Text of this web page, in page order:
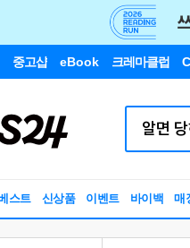
중고샵 eBook 크레마클럽
스트 신상품 이벤트 바이백 매